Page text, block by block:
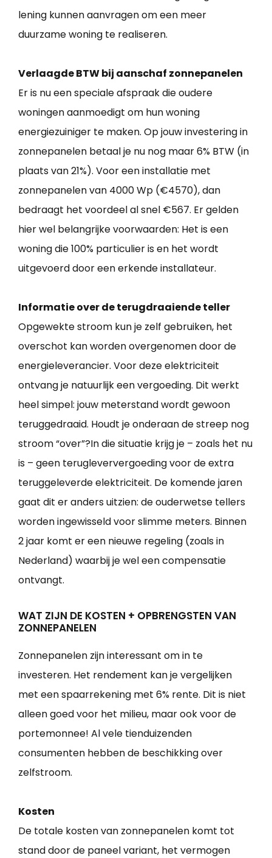
lening kunnen aanvragen om een meer
duurzame woning te realiseren.
Verlaagde BTW bij aanschaf zonnepanelen
Er is nu een speciale afspraak die oudere
woningen aanmoedigt om hun woning
energiezuiniger te maken. Op jouw investering in
zonnepanelen betaal je nu nog maar 6% BTW (in
plaats van 21%). Voor een installatie met
zonnepanelen van 4000 Wp (€4570), dan
bedraagt het voordeel al snel €567. Er gelden
hier wel belangrijke voorwaarden: Het is een
woning die 100% particulier is en het wordt
uitgevoerd door een erkende installateur.
Informatie over de terugdraaiende teller
Opgewekte stroom kun je zelf gebruiken, het
overschot kan worden overgenomen door de
energieleverancier. Voor deze elektriciteit
ontvang je natuurlijk een vergoeding. Dit werkt
heel simpel: jouw meterstand wordt gewoon
teruggedraaid. Houdt je onderaan de streep nog
stroom “over”?In die situatie krijg je – zoals het nu
is – geen terugleververgoeding voor de extra
teruggeleverde elektriciteit. De komende jaren
gaat dit er anders uitzien: de ouderwetse tellers
worden ingewisseld voor slimme meters. Binnen
2 jaar komt er een nieuwe regeling (zoals in
Nederland) waarbij je wel een compensatie
ontvangt.
WAT ZIJN DE KOSTEN + OPBRENGSTEN VAN
ZONNEPANELEN
Zonnepanelen zijn interessant om in te
investeren. Het rendement kan je vergelijken
met een spaarrekening met 6% rente. Dit is niet
alleen goed voor het milieu, maar ook voor de
portemonnee! Al vele tienduizenden
consumenten hebben de beschikking over
zelfstroom.
Kosten
De totale kosten van zonnepanelen komt tot
stand door de paneel variant, het vermogen